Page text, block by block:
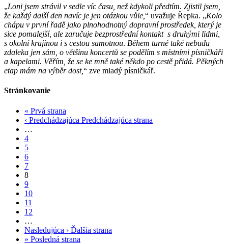
„Loni jsem strávil v sedle víc času, než kdykoli předtím. Zjistil jsem,
že každý další den navíc je jen otázkou vůle, “ uvažuje Řepka. „Kolo
chápu v první řadě jako plnohodnotný dopravní prostředek, který je
sice pomalejší, ale zaručuje bezprostřední kontakt s druhými lidmi,
s okolní krajinou i s cestou samotnou. Během turné také nebudu
zdaleka jen sám, o většinu koncertů se podělím s místními písničkáři
a kapelami. Věřím, že se ke mně také někdo po cestě přidá. Pěkných
etap mám na výběr dost,“ zve mladý písničkář.
Stránkovanie
« Prvá strana
‹ Predchádzajúca Predchádzajúca strana
…
4
5
6
7
8
9
10
11
12
…
Nasledujúca › Ďalšia strana
» Posledná strana